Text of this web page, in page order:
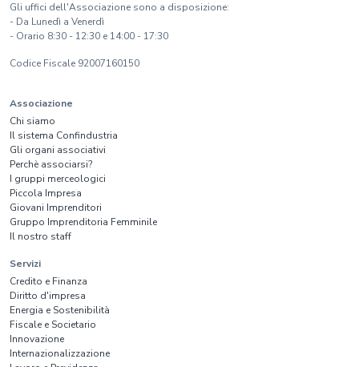
Gli uffici dell'Associazione sono a disposizione:
- Da Lunedì a Venerdì
- Orario 8:30 - 12:30 e 14:00 - 17:30
Codice Fiscale 92007160150
Associazione
Chi siamo
Il sistema Confindustria
Gli organi associativi
Perchè associarsi?
I gruppi merceologici
Piccola Impresa
Giovani Imprenditori
Gruppo Imprenditoria Femminile
Il nostro staff
Servizi
Credito e Finanza
Diritto d'impresa
Energia e Sostenibilità
Fiscale e Societario
Innovazione
Internazionalizzazione